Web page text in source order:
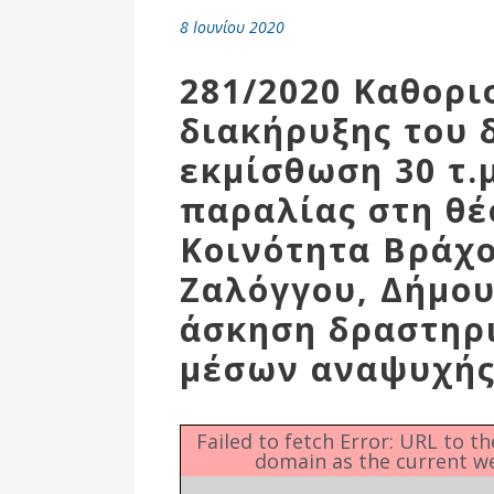
Αθλητικές
Υποδομές
Αθλητικές
Εκδηλώσεις
8 Ιουνίου 2020
281/2020
διακήρυξης του
εκμίσθωση 30
παραλίας στη
Κοινότητα
Ζαλόγγου,
άσκηση
μέσων
Failed to fetch Error: URL to
domain as the current